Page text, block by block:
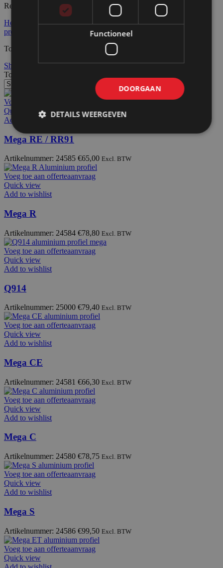
Reageer hier met uw (aan) vraag op het
contactformulier
Home
ProductenAluminium profielenOverzicht alu extrusie
profielen
Aluminium profielen mega
Toont alle 12 resultaten
Show sidebar
Toon
Voeg toe aan offerteaanvraag
Quick view
Add to wishlist
Mega RE / RR91
Artikelnummer: 24585 €65,00 Excl. BTW
Voeg toe aan offerteaanvraag
Quick view
Add to wishlist
Mega R
Artikelnummer: 24584 €78,80 Excl. BTW
Voeg toe aan offerteaanvraag
Quick view
Add to wishlist
Q914
Artikelnummer: 25000 €79,40 Excl. BTW
Voeg toe aan offerteaanvraag
Quick view
Add to wishlist
Mega CE
Artikelnummer: 24581 €66,30 Excl. BTW
Voeg toe aan offerteaanvraag
Quick view
Add to wishlist
Mega C
Artikelnummer: 24580 €78,75 Excl. BTW
Voeg toe aan offerteaanvraag
Quick view
Add to wishlist
Mega S
Artikelnummer: 24586 €99,50 Excl. BTW
Voeg toe aan offerteaanvraag
Quick view
Functioneel
DOORGAAN
DETAILS WEERGEVEN